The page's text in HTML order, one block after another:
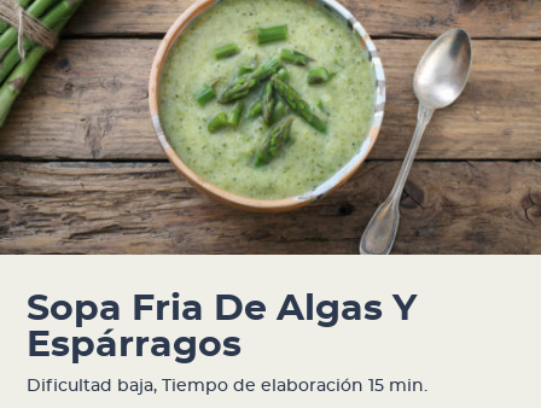
Sopa Fria De Algas Y
Espárragos
Dificultad baja,Tiempo de elaboración 15 min.